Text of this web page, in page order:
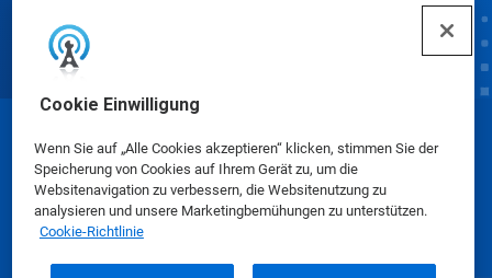
Cookie Einwilligung
Wenn Sie auf „Alle Cookies akzeptieren“ klicken, stimmen Sie der
Speicherung von Cookies auf Ihrem Gerät zu, um die
Websitenavigation zu verbessern, die Websitenutzung zu
analysieren und unsere Marketingbemühungen zu unterstützen.
Cookie-Richtlinie
© Ecolab Inc. 2025
Sicherheitsdatenblätter|Datenschutzrichtlinie